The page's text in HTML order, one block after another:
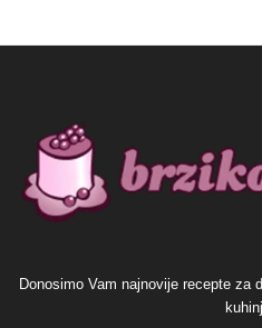
Donosimo Vam najnovije recepte za